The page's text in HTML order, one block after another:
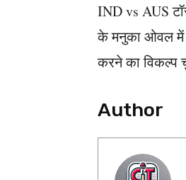
IND vs AUS
के मनुका ओवल में
करने का विकल्प
Author